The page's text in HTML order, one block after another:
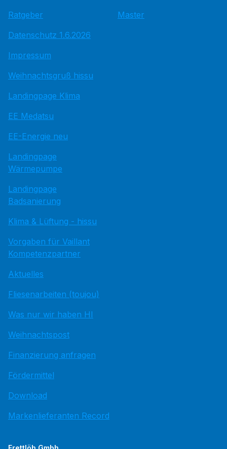
Ratgeber
Datenschutz 1.6.2026
Impressum
Weihnachtsgruß hissu
Landingpage Klima
EE Medatsu
EE-Energie neu
Landingpage
Wärmepumpe
Landingpage
Badsanierung
Klima & Lüftung - hissu
Vorgaben für Vaillant
Kompetenzpartner
Aktuelles
Fliesenarbeiten (toujou)
Was nur wir haben HI
Weihnachtspost
Finanzierung anfragen
Fördermittel
Download
Markenlieferanten Record
Master